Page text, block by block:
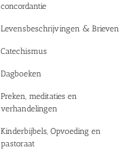
concordantie
Levensbeschrijvingen & Brieven
Catechismus
Dagboeken
Preken, meditaties en
verhandelingen
Kinderbijbels, Opvoeding en
pastoraat